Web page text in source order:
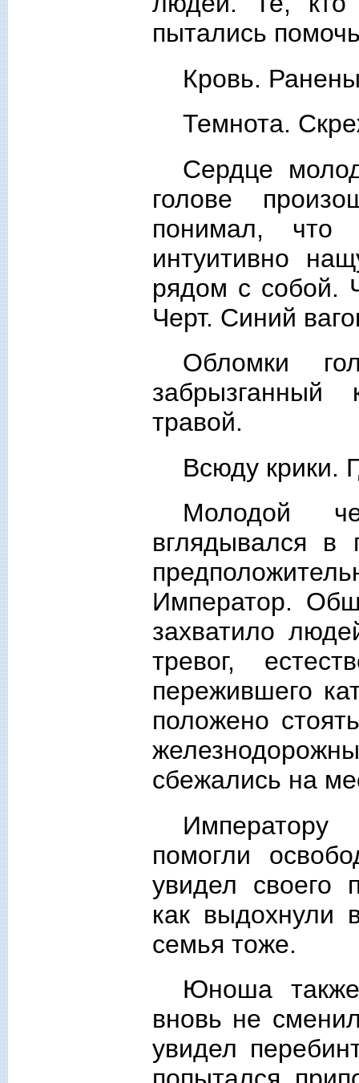
пытались
Кровь.
Темнота.
Сердце
голове
понимал, что
интуитивно
рядом с собой.
Черт. Синий
Обломки
травой.
Всюду крики.
Молодой
вглядывался в
Император.
захватило
тревог,
пережившего
положено
сбежались на
помогли
увидел
как выдохнули
семья тоже.
Юноша
вновь не
увидел